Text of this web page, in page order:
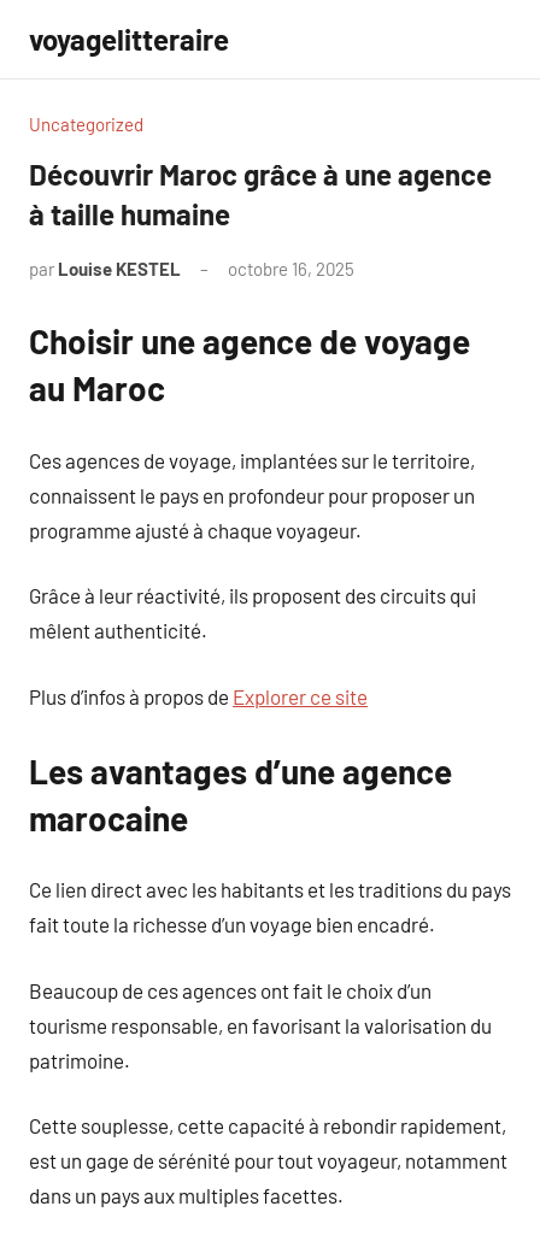
contenu
voyagelitteraire
Uncategorized
Découvrir Maroc grâce à une agence
à taille humaine
par Louise KESTEL octobre 16, 2025
Choisir une agence de voyage
au Maroc
Ces agences de voyage, implantées sur le territoire,
connaissent le pays en profondeur pour proposer un
programme ajusté à chaque voyageur.
Grâce à leur réactivité, ils proposent des circuits qui
mêlent authenticité.
Plus d’infos à propos de Explorer ce site
Les avantages d’une agence
marocaine
Ce lien direct avec les habitants et les traditions du pays
fait toute la richesse d’un voyage bien encadré.
Beaucoup de ces agences ont fait le choix d’un
tourisme responsable, en favorisant la valorisation du
patrimoine.
Cette souplesse, cette capacité à rebondir rapidement,
est un gage de sérénité pour tout voyageur, notamment
dans un pays aux multiples facettes.